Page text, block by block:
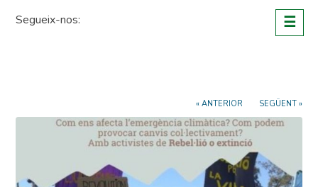
Segueix-nos: ☰
« ANTERIOR SEGÜENT »